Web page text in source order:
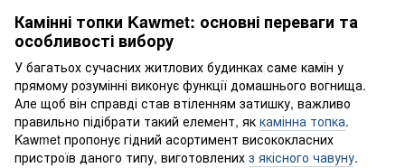
Камінні топки Kawmet: основні переваги та
особливості вибору
У багатьох сучасних житлових будинках саме камін у
прямому розумінні виконує функції домашнього вогнища.
Але щоб він справді став втіленням затишку, важливо
правильно підібрати такий елемент, як камінна топка.
Kawmet пропонує гідний асортимент висококласних
пристроїв даного типу, виготовлених з якісного чавуну.